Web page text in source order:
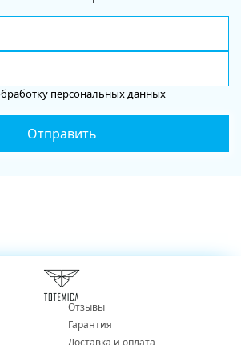
персональных данных
Отзывы
Гарантия
Доставка и оплата